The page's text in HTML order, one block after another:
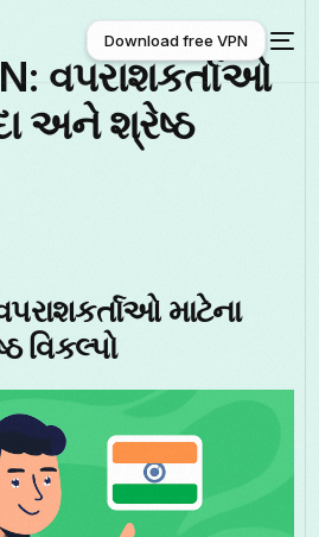
free VPN
Download free VPN
વપરાશકર્તાઓ
અને શ્રેષ્ઠ
માટેના
વિકલ્પો